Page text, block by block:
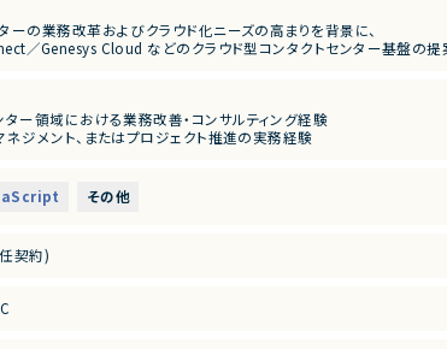
ーの業務改革およびクラウド化ニーズの高まりを背景に、
／Genesys Cloud などのクラウド型コンタクトセンター基盤の提
した企画・提案・検討・資料作成がメイン業務となります。
作確認（PoC）の計画・実施
ロジェクトマネジメント、プロジェクト推進
ター領域における業務改善・コンサルティング経験
ネジメント、またはプロジェクト推進の実務経験
ター領域での生成AI活用経験（チャットボット、音声認識、要約等）
その他
契約)